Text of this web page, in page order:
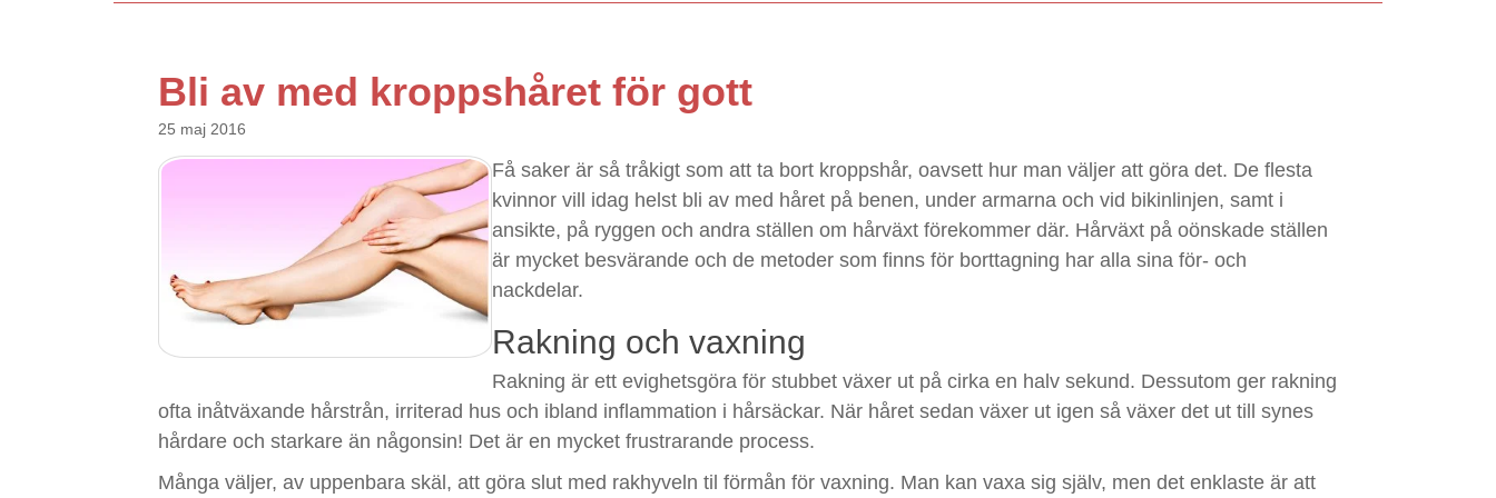
Bli av med kroppshåret för gott
25 maj 2016
Få saker är så tråkigt som att ta bort kroppshår, oavsett hur man väljer att göra det. De flesta
kvinnor vill idag helst bli av med håret på benen, under armarna och vid bikinlinjen, samt i
ansikte, på ryggen och andra ställen om hårväxt förekommer där. Hårväxt på oönskade ställen
är mycket besvärande och de metoder som finns för borttagning har alla sina för- och
nackdelar.
Rakning och vaxning
Rakning är ett evighetsgöra för stubbet växer ut på cirka en halv sekund. Dessutom ger rakning
ofta inåtväxande hårstrån, irriterad hus och ibland inflammation i hårsäckar. När håret sedan växer ut igen så växer det ut till synes
hårdare och starkare än någonsin! Det är en mycket frustrarande process.
Många väljer, av uppenbara skäl, att göra slut med rakhyveln til förmån för vaxning. Man kan vaxa sig själv, men det enklaste är att